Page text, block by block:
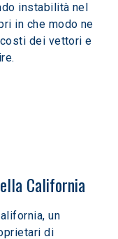
instabilità nel
in che modo ne
dei vettori e
California
un
di